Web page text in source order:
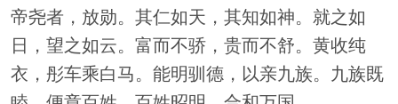
帝尧者，放勋。其仁如天，其知如神。就之如
日，望之如云。富而不骄，贵而不舒。黄收纯
衣，彤车乘白马。能明驯德，以亲九族。九族既